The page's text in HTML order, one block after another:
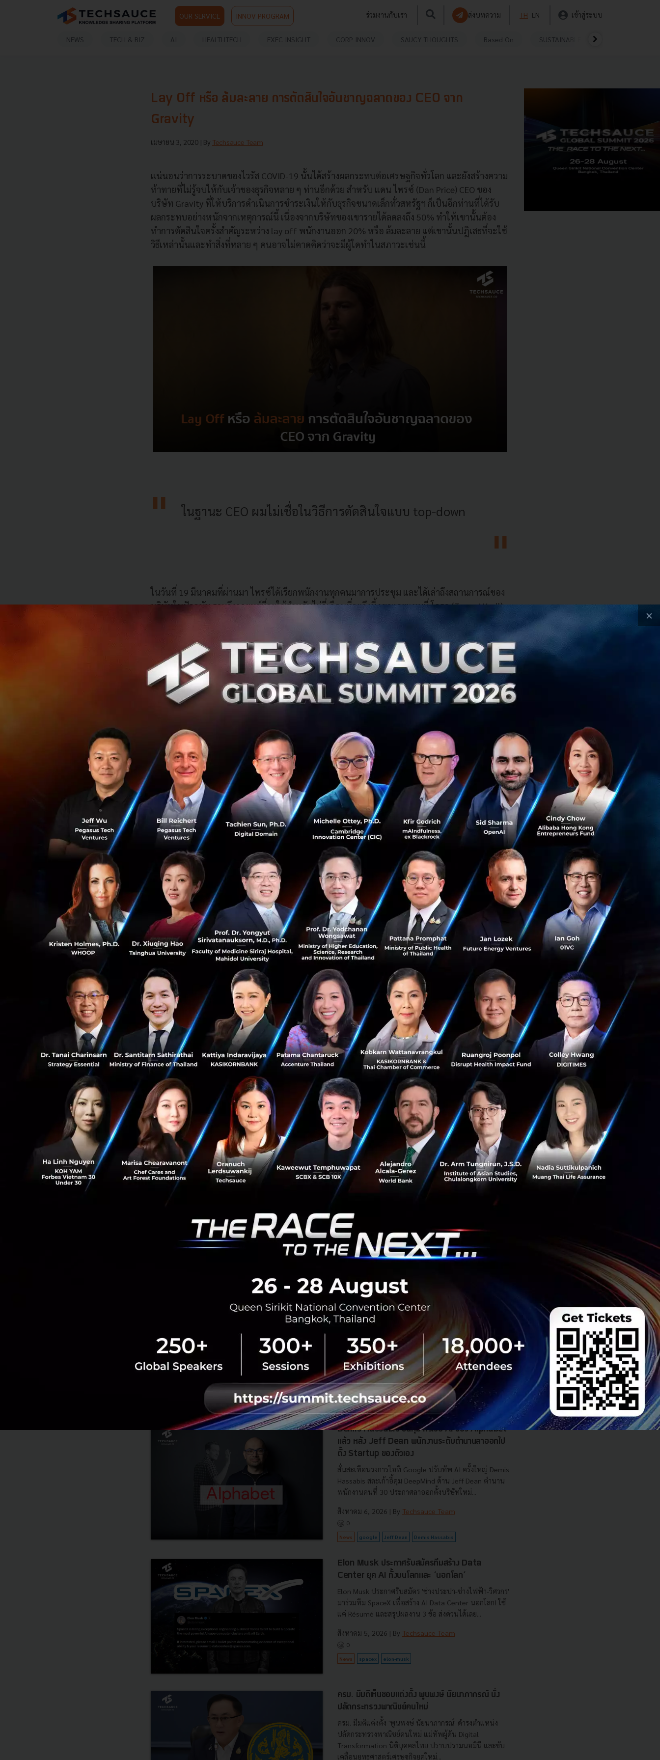
OUR SERVICE INNOV PROGRAM ร่วมงานกับเรา ส่งบทความ TH EN เข้าสู่ระบบ
NEWS TECH & BIZ AI HEALTHTECH EXEC INSIGHT CORP INNOV SAUCY THOUGHTS Based On SUSTAINABLE
0
0
Lay Off หรือ ล้มละลาย การตัดสินใจอันชาญฉลาดของ CEO จาก
Gravity
เมษายน 3, 2020 | By Techsauce Team
แน่นอนว่าการระบาดของไวรัส COVID-19 นั้นได้สร้างผลกระทบต่อเศรษฐกิจทั่วโลก และยังสร้างความ
ท้าทายที่ไม่รู้จบให้กับเจ้าของธุรกิจหลาย ๆ ท่านอีกด้วย สำหรับ แดน ไพรซ์ (Dan Price) CEO ของ
บริษัท Gravity ที่ให้บริการดำเนินการชำระเงินให้กับธุรกิจขนาดเล็กทั่วสหรัฐฯ ก็เป็นอีกท่านที่ได้รับ
ผลกระทบอย่างหนักจากเหตุการณ์นี้ เนื่องจากบริษัทของเขารายได้ลดลงถึง 50% ทำให้เขานั้นต้อง
ทำการตัดสินใจครั้งสำคัญระหว่าง lay off พนักงานออก 20% หรือ ล้มละลาย แต่เขานั้นปฎิเสธที่จะใช้
วิธีเหล่านั้นและทำสิ่งที่หลาย ๆ คนอาจไม่คาดคิดว่าจะมีผู้ใดทำในสภาวะเช่นนี้
ในฐานะ CEO ผมไม่เชื่อในวิธีการตัดสินใจแบบ top-down
ในวันที่ 19 มีนาคมที่ผ่านมา ไพรซ์ได้เรียกพนักงานทุกคนมาการประชุม และได้เล่าถึงสถานการณ์ของ
บริษัทในปัจจุบัน รวมถึงกลยุทธ์ที่จะใช้สำหรับไม่กี่เดือนที่จะถึงนี้ เขาและแทมมี่ โครล (Tammi Kroll)
รวบรวมความคิดและแผนการ จากการประชุมที่ยาวนานนี้ ไพรซ์ก็ได้ความเห็นและไอเดียที่น่าสนใจ
และได้ตระหนักว่าถึงแม้ทุกคนจะอยากที่จะเสียสละเงินเดือนเพื่อการอยู่รอดของบริษัทหรือการหลีก
เลี่ยงการ lay off พนักงาน แต่ก็ไม่ใช่ทุกคนที่จะสามารถเสียสละเงินจำนวนเท่า ๆ กันนั้นได้ เนื่องจาก
ภาระทางบ้านและทรัพสินย์อื่น ๆ อีก
สุดท้าย Gravity จึงได้ตัดสินใจวิธีการที่ไม่เหมือนใคร คือ การที่ให้พนักงานแต่ละคนกรอกฟอร์มที่ระบุ
นั้นยอมที่จะเสียสละเงินมากกว่ากลุ่มที่ได้เงินเดือนน้อยกว่า
ไพรซ์ยังได้เขียนความเห็นของเขาให้กับ CEO ท่านอื่น ๆ ผ่าน Twitter อีกว่า “โปรดพูดคุยกับพนักงาน
ของคุณก่อน lay off พวกเขา” และได้บอกเหตุผลของเขาว่า “บริษัทของเราได้เสียรายเป็นจำนวน 4
ล้านเหรียญต่อเดือน และเหลือเวลาก่อนที่จะล้มละลายแค่ 4-6 เดือนเท่านั้น แต่เมื่อเราได้พูดคุยกับ
พนักงานของเราอย่างตรงไปตรงมาแล้ว พวกเขายอมที่จะลดเงินเดือนอย่างสมัครใจเพื่อความอยู่รอด
ของบริษัท ซึ่งทำให้บริษัทของเราสามารถที่จะอยู่ได้ถึง 8-12 เดือน โดยที่ไม่ lay off พนักงานเลย
ซึ่งวิธีการที่ไพรซ์นั้นใช้นั้นได้แสดงถึงความสามารถที่จะจัดการกับสถานการณ์อย่างชาญฉลาด และได้
แสดงถึง 3 สิ่งสำคัญที่เขาได้ใช้ภายใต้วิกฤติการณ์เช่นนี้
1. สื่อสารอย่างเปิดเผยและซื่อตรงต่อพนักงานการที่เขานั้นเปิดใจพูดคุยกับพนักงานแบบตรงไปตรง
มานั้นช่วยให้พนักงานเข้าใจว่ากำลังเผชิญอยู่ในสถานการณ์เช่นไร และจะทำให้พนักงานนั้นสมัครใจที่
จะเสียสละเพื่อรักษาบริษัทไว้
2. การฟังคือคีย์สำคัญในการฟังครั้งนี้ ไพรซ์ได้รับข้อมูลเชิงลึกที่สำคัญเกี่ยวกับความรู้สึกของพนักงาน
ต่อสถานการณ์ที่จะเกิดขึ้น และสิ่งพวกเขาที่จะยอมเสียสละในเหตุการณ์ครั้งนี้ ซึ่งการจัดการประชุม
ย่อย ๆ กับพนักงานหลาย ๆ กลุ่มของไพรซ์และแทมมี่ทำให้พวกเขาสองคนได้รับความช่วยเหลือและ
ข้อมูลที่มีประโยชน์จากพนักงาน และยังสามารถช่วยให้เขาตัดสินใจทางเดินของบริษัทได้ง่ายขึ้น
3. รวบรวมความคิดและทำงานร่วมกันในการที่ให้พนักงานได้เข้ามามีส่วนร่วมในการช่วยกันกา
ทางออก และให้โอกาสในการแสดงความคิดเห็น ซึ่งจะทำให้พนักงานไม่รู้สึกว่าพวกเขานั้นเป็นผู้รับ
เคราะห์ในเหตุการณ์เช่นนี้ และรู้สึกเหมือนเป็นส่วนหนึ่งที่ทำให้วิธีการนั้นเวิร์คและช่วยรักษาบริษัทไว้
ได้
ดังนั้นถ้าผู้อ่านท่านใดเป็นเจ้าของกิจการที่กำลังประสบปัญหาทางการเงินหรือบริษัทอยู่ในช่วงระยะ
เวลาวิกฤติ ก็สามารถที่จะนำวิธีการของไพรซ์ CEO ของ Gravity ไปปรับใช้ได้ โดยอย่าลืม 3 สิ่งนี้ “เปิด
เผยและซื่อตรง-ฟัง-ทำงานร่วมกัน”
No comment
RELATED ARTICLE
Demis Hassabis ขึ้นคุม หัวเรือ AI ของ Alphabet
แล้ว หลัง Jeff Dean พนักงานระดับตำนานลาออกไป
ตั้ง Startup ของตัวเอง
สั่นสะเทือนวงการไอที Google ปรับทัพ AI ครั้งใหญ่ Demis
Hassabis สละเก้าอี้คุม DeepMind ด้าน Jeff Dean ตำนาน
พนักงานคนที่ 30 ประกาศลาออกตั้งบริษัทใหม่...
สิงหาคม 6, 2026 | By Techsauce Team
0
News google Jeff Dean Demis Hassabis
Elon Musk ประกาศรับสมัครทีมสร้าง Data
Center ยุค AI ทั้งบนโลกและ ‘นอกโลก’
Elon Musk ประกาศรับสมัคร 'ช่างประปา-ช่างไฟฟ้า-วิศวกร'
มาร่วมทีม SpaceX เพื่อสร้าง AI Data Center นอกโลก! ใช้
แค่ Résumé และสรุปผลงาน 3 ข้อ ส่งด่วนได้เลย...
สิงหาคม 5, 2026 | By Techsauce Team
0
News spacex elon-musk
ครม. มีมติเห็นชอบแต่งตั้ง พูนพงษ์ นัยนาภากรณ์ นั่ง
ปลัดกระทรวงพาณิชย์คนใหม่
ครม. มีมติแต่งตั้ง 'พูนพงษ์ นัยนาภากรณ์' ดำรงตำแหน่ง
ปลัดกระทรวงพาณิชย์คนใหม่ แม่ทัพผู้ดัน Digital
Transformation นิติบุคคลไทย ปราบปรามนอมินี และขับ
เคลื่อนยุทธศาสตร์เศรษฐกิจยุคใหม่...
×